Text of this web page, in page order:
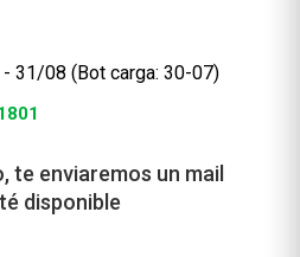
31/08 (Bot carga: 30-07)